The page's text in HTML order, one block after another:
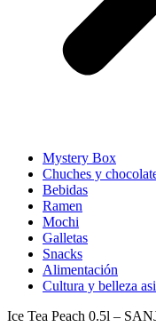
Mystery Box
Chuches y
Bebidas
Ramen
Mochi
Galletas
Snacks
Alimentación
Cultura y belleza
Ice Tea Peach 0.5l –